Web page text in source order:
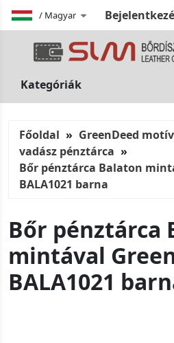
/ Magyar
Kategóriák
Főoldal
GreenDeed
vadász pénztárca
Bőr pénztárca Balaton
BALA1021 barna
Bőr pénztárca
mintával
BALA1021